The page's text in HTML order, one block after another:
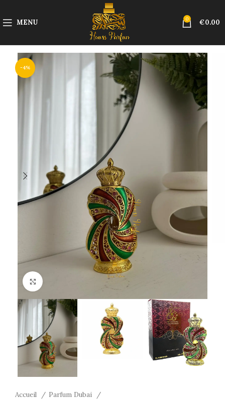
MENU 0 €0.00
-4%
Accueil
Parfum Dubai